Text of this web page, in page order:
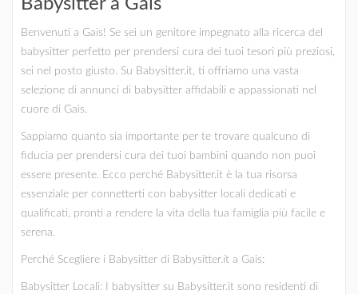
Babysitter a Gais
Benvenuti a Gais! Se sei un genitore impegnato alla ricerca del
babysitter perfetto per prendersi cura dei tuoi tesori più preziosi,
sei nel posto giusto. Su Babysitter.it, ti offriamo una vasta
selezione di annunci di babysitter affidabili e appassionati nel
cuore di Gais.
Sappiamo quanto sia importante per te trovare qualcuno di
fiducia per prendersi cura dei tuoi bambini quando non puoi
essere presente. Ecco perché Babysitter.it è la tua risorsa
essenziale per connetterti con babysitter locali dedicati e
qualificati, pronti a rendere la vita della tua famiglia più facile e
serena.
Perché Scegliere i Babysitter di Babysitter.it a Gais:
Babysitter Locali: I babysitter su Babysitter.it sono residenti di